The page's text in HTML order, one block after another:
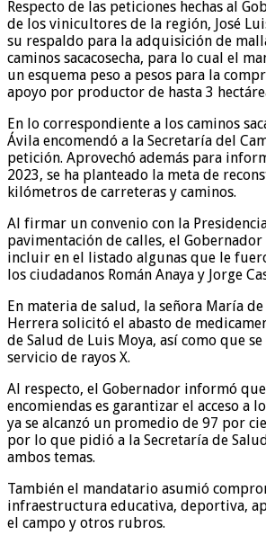
Respecto de las peticiones hechas al
de los vinicultores de la región, José
su respaldo para la adquisición de
caminos sacacosecha, para lo cual el
un esquema peso a pesos para la
apoyo por productor de hasta 3
En lo correspondiente a los caminos
Ávila encomendó a la Secretaría del
petición. Aprovechó además para
2023, se ha planteado la meta de
kilómetros de carreteras y caminos.
Al firmar un convenio con la
pavimentación de calles, el
incluir en el listado algunas que le
los ciudadanos Román Anaya y Jorge
En materia de salud, la señora María
Herrera solicitó el abasto de
de Salud de Luis Moya, así como que
servicio de rayos X.
Al respecto, el Gobernador informó
encomiendas es garantizar el acceso a
ya se alcanzó un promedio de 97 por
por lo que pidió a la Secretaría de
ambos temas.
También el mandatario asumió
infraestructura educativa, deportiva,
el campo y otros rubros.